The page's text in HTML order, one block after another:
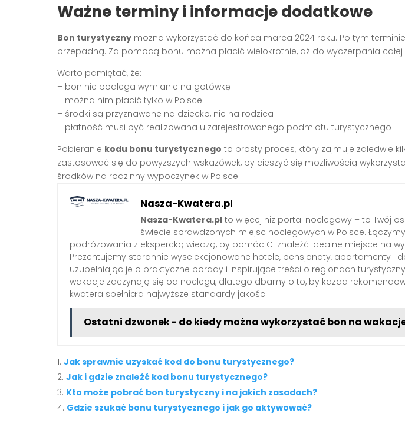
Ważne terminy i informacje dodatkowe
Bon turystyczny można wykorzystać do końca marca 2024 roku. Po tym
przepadną. Za pomocą bonu można płacić wielokrotnie, aż do wyczerpania całej
Warto pamiętać, że:
– bon nie podlega wymianie na gotówkę
– można nim płacić tylko w Polsce
– środki są przyznawane na dziecko, nie na rodzica
– płatność musi być realizowana u zarejestrowanego podmiotu turystycznego
Pobieranie kodu bonu turystycznego to prosty proces, który zajmuje zaledwie
zastosować się do powyższych wskazówek, by cieszyć się możliwością
środków na rodzinny wypoczynek w Polsce.
Nasza-Kwatera.pl
Nasza-Kwatera.pl to więcej niż portal noclegowy – to Twój
świecie sprawdzonych miejsc noclegowych w Polsce.
podróżowania z ekspercką wiedzą, by pomóc Ci znaleźć idealne miejsce na
Prezentujemy starannie wyselekcjonowane hotele, pensjonaty, apartamenty i
uzupełniając je o praktyczne porady i inspirujące treści o regionach
wakacje zaczynają się od noclegu, dlatego dbamy o to, by każda
kwatera spełniała najwyższe standardy jakości.
Ostatni dzwonek - do kiedy można wykorzystać bon na
Jak sprawnie uzyskać kod do bonu turystycznego?
Jak i gdzie znaleźć kod bonu turystycznego?
Kto może pobrać bon turystyczny i na jakich zasadach?
Gdzie szukać bonu turystycznego i jak go aktywować?